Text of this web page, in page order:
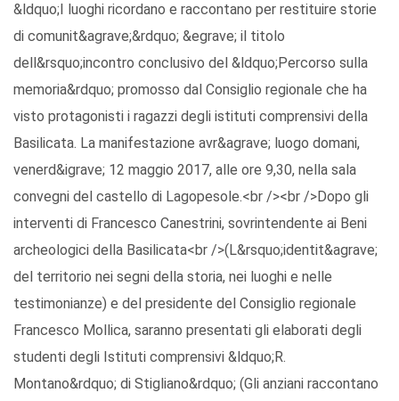
&ldquo;I luoghi ricordano e raccontano per restituire storie
di comunit&agrave;&rdquo; &egrave; il titolo
dell&rsquo;incontro conclusivo del &ldquo;Percorso sulla
memoria&rdquo; promosso dal Consiglio regionale che ha
visto protagonisti i ragazzi degli istituti comprensivi della
Basilicata. La manifestazione avr&agrave; luogo domani,
venerd&igrave; 12 maggio 2017, alle ore 9,30, nella sala
convegni del castello di Lagopesole.<br /><br />Dopo gli
interventi di Francesco Canestrini, sovrintendente ai Beni
archeologici della Basilicata<br />(L&rsquo;identit&agrave;
del territorio nei segni della storia, nei luoghi e nelle
testimonianze) e del presidente del Consiglio regionale
Francesco Mollica, saranno presentati gli elaborati degli
studenti degli Istituti comprensivi &ldquo;R.
Montano&rdquo; di Stigliano&rdquo; (Gli anziani raccontano